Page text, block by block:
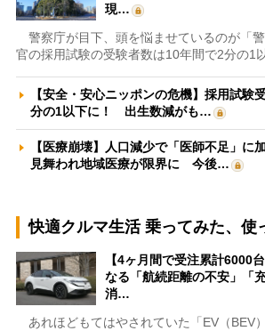
現…
警察庁が目下、頭を悩ませているのが「
官の採用試験の受験者数は10年間で2分の1
【安全・安心ニッポンの危機】採用試験
分の1以下に！ 出生数減がも…
【医療崩壊】人口減少で「医師不足」に
見舞われ地域医療が限界に 今後…
快適クルマ生活 乗ってみた、使
【4ヶ月間で受注累計6000
なる「航続距離の不安」「
消…
あれほどもてはやされていた「EV（BEV